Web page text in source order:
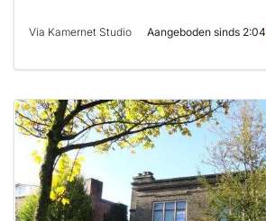
Via Kamernet Studio Aangeboden sinds 2:04
Deze woning
is
waarschijnlijk
al verhuurd
Om kans te
maken moet je
binnen 15
minuten